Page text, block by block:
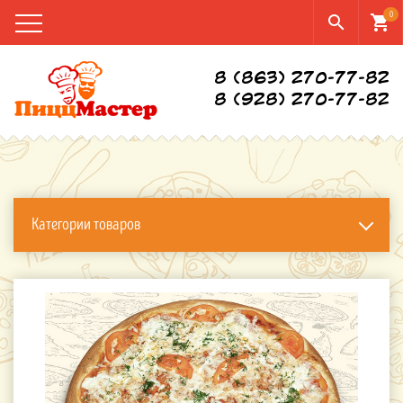
shopping_cart0
search
8 (863) 270-77-82
8 (928) 270-77-82
Категории товаров